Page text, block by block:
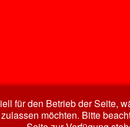
für den Betrieb der Seite,
möchten. Bitte